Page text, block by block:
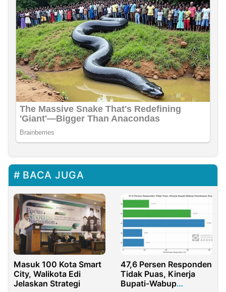
BACA JUGA
Masuk 100 Kota Smart
City, Walikota Edi
Jelaskan Strategi
47,6 Persen Responden
Tidak Puas, Kinerja
Bupati-Wabup